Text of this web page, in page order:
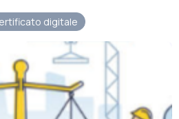
digitale